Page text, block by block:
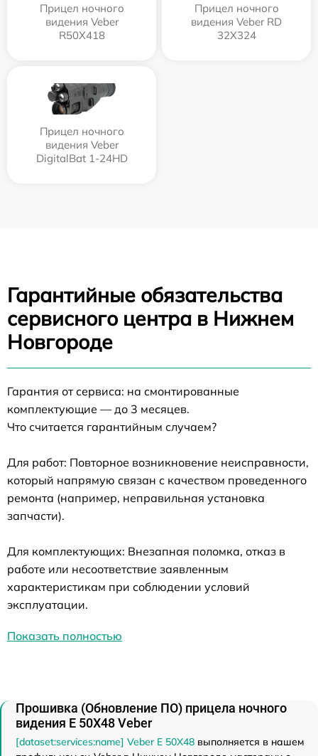
Прицел ночного
видения Veber
R50X418
Прицел ночного
видения Veber RD
32X324
Прицел ночного
видения Veber
DigitalBat 1-24HD
Гарантийные обязательства
сервисного центра в Нижнем
Новгороде
Гарантия от сервиса: на смонтированные
комплектующие — до 3 месяцев.
Что считается гарантийным случаем?
Для работ: Повторное возникновение неисправности,
который напрямую связан с качеством проведенного
ремонта (например, неправильная установка
запчасти).
Для комплектующих: Внезапная поломка, отказ в
работе или несоответствие заявленным
характеристикам при соблюдении условий
эксплуатации.
Показать полностью
Прошивка (Обновление ПО) прицела ночного
видения E 50X48 Veber
[dataset:services:name] Veber E 50X48 выполняется в нашем